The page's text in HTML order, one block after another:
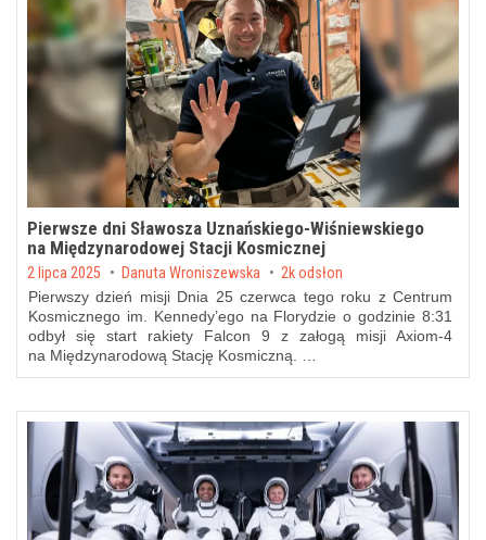
Pierwsze dni Sławosza Uznańskiego-Wiśniewskiego
na Międzynarodowej Stacji Kosmicznej
Posted on
2 lipca 2025 by Danuta Wroniszewska 2k odsłon
Pierwszy dzień misji Dnia 25 czerwca tego roku z Centrum
Kosmicznego im. Kennedy’ego na Florydzie o godzinie 8:31
odbył się start rakiety Falcon 9 z załogą misji Axiom-4
na Międzynarodową Stację Kosmiczną. …